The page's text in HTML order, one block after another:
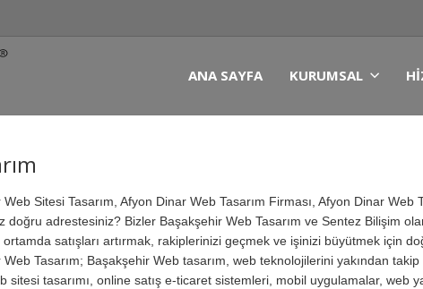
ANA SAYFA KURUMSAL
Sitesi Tasarım, Afyon Dinar Web Tasarım Firması, Afyon Dinar Web
doğru adrestesiniz? Bizler Başakşehir Web Tasarım ve Sentez Bilişim
satışları artırmak, rakiplerinizi geçmek ve işinizi büyütmek için
Tasarım; Başakşehir Web tasarım, web teknolojilerini yakından takip
sitesi tasarımı, online satış e-ticaret sistemleri, mobil uygulamalar, web